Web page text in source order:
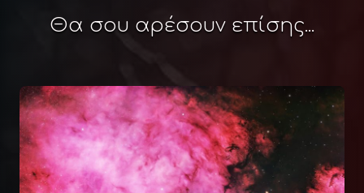
Θα σου αρέσουν επίσης...